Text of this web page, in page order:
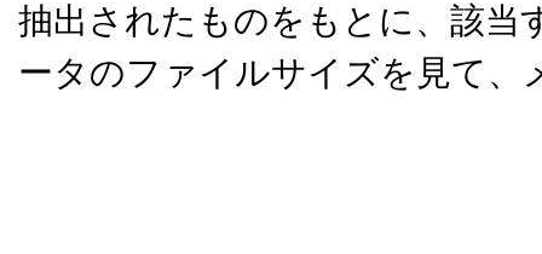
抽出されたものをもとに、該当
ータのファイルサイズを見て、